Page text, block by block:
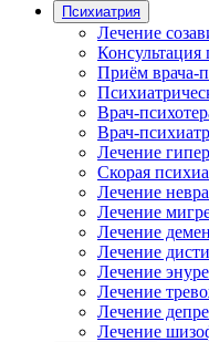
Психиатрия
Лечение
Консультация
Приём врача-
Врач-
Врач-
Лечение
Скорая
Лечение
Лечение
Лечение
Лечение
Лечение
Лечение
Лечение
Лечение